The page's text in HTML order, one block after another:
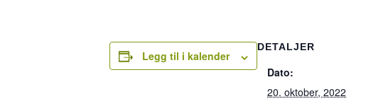
Legg til i kalender
DETALJER
Dato:
20. oktober, 2022